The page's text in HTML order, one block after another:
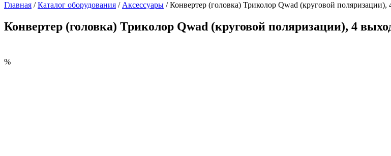
Главная /Каталог оборудования / Аксессуары /Конвертер (головка) Триколор Qwad (круговой поляризации),
Конвертер (головка) Триколор Qwad (круговой поляризации), 4
%